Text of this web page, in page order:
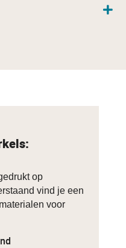
op
vind je een
voor